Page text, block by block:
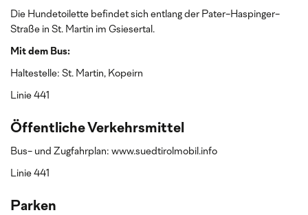
Die Hundetoilette befindet sich entlang der Pater-Haspinger-
Straße in St. Martin im Gsiesertal.
Mit dem Bus:
Haltestelle: St. Martin, Kopeirn
Linie 441
Öffentliche Verkehrsmittel
Bus- und Zugfahrplan: www.suedtirolmobil.info
Linie 441
Parken